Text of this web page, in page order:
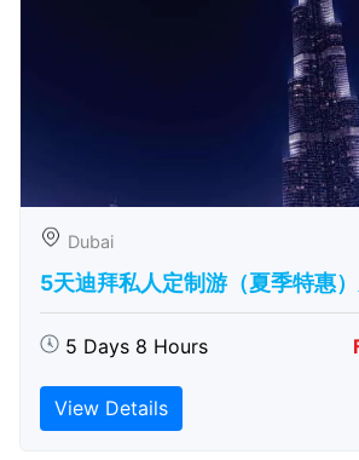
Dubai
5天迪拜私人定制游（夏季特惠
5 Days 8 Hours
View Details